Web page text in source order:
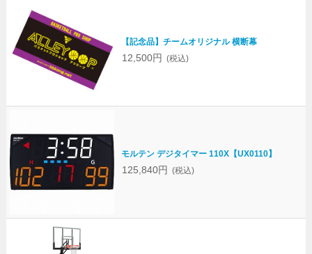
【記念品】チームオリジナル 横断幕
12,500円 (税込)
モルテン デジタイマー 110X【UX0110】
125,840円 (税込)